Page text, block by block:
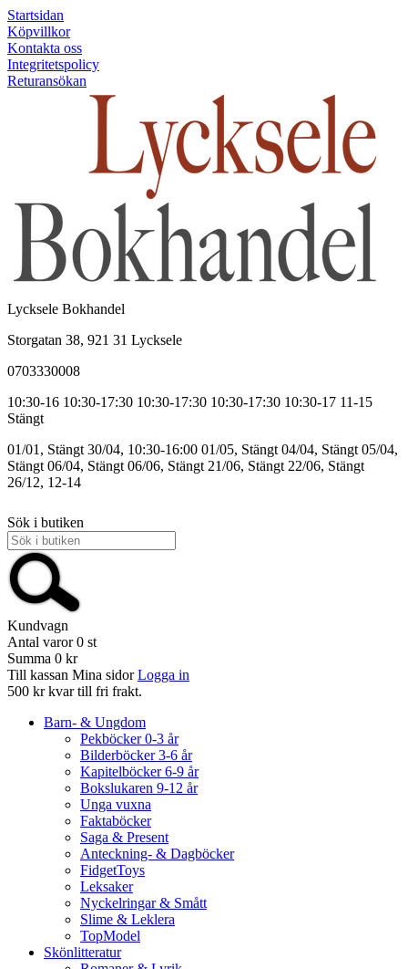
Startsidan
Köpvillkor
Kontakta oss
Integritetspolicy
Returansökan
Lycksele Bokhandel
Storgatan 38, 921 31 Lycksele
0703330008
10:30-16 10:30-17:30 10:30-17:30 10:30-17:30 10:30-17 11-15
Stängt
01/01, Stängt 30/04, 10:30-16:00 01/05, Stängt 04/04, Stängt 05/04,
Stängt 06/04, Stängt 06/06, Stängt 21/06, Stängt 22/06, Stängt
26/12, 12-14
Sök i butiken
Kundvagn
Antal varor 0 st
Summa 0 kr
Till kassan Mina sidor Logga in
500 kr kvar till fri frakt.
Barn- & Ungdom
Pekböcker 0-3 år
Bilderböcker 3-6 år
Kapitelböcker 6-9 år
Bokslukaren 9-12 år
Unga vuxna
Faktaböcker
Saga & Present
Anteckning- & Dagböcker
FidgetToys
Leksaker
Nyckelringar & Smått
Slime & Leklera
TopModel
Skönlitteratur